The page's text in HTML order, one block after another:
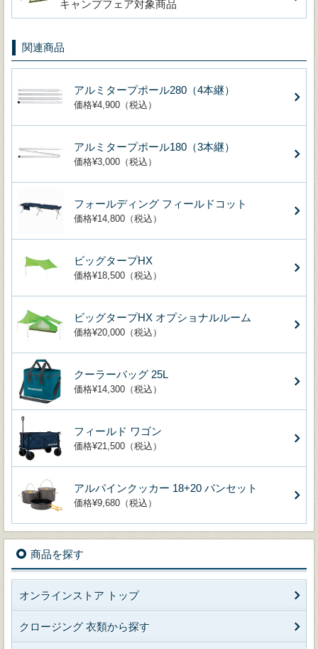
キャンプフェア対象商品
関連商品
アルミタープポール280（4本継）
価格¥4,900（税込）
アルミタープポール180（3本継）
価格¥3,000（税込）
フォールディング フィールドコット
価格¥14,800（税込）
ビッグタープHX
価格¥18,500（税込）
ビッグタープHX オプショナルルーム
価格¥20,000（税込）
クーラーバッグ 25L
価格¥14,300（税込）
フィールド ワゴン
価格¥21,500（税込）
アルパインクッカー 18+20 パンセット
価格¥9,680（税込）
商品を探す
オンラインストア トップ
クロージング 衣類から探す